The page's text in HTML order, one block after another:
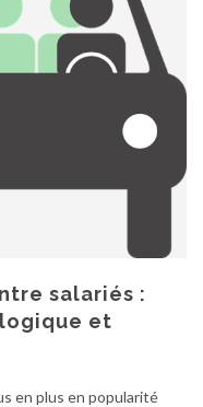
salariés :
et
en plus en popularité